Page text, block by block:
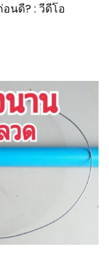
นดี? : วีดีโอ